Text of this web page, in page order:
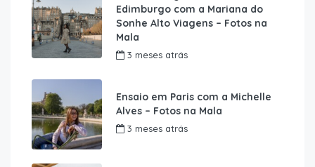
Edimburgo com a Mariana do
Sonhe Alto Viagens – Fotos na
Mala
3 meses atrás
Ensaio em Paris com a Michelle
Alves – Fotos na Mala
3 meses atrás